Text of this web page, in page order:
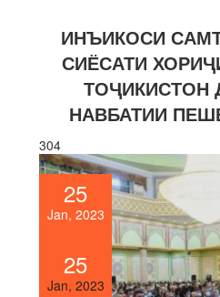
ИНЪИКОСИ
СИЁСАТИ
ТОҶИКИСТОН
НАВБАТИИ
304
25
Jan, 2023
25
Jan, 2023